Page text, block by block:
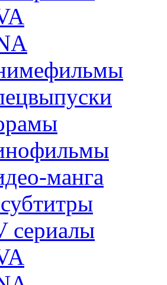
манга
сериалы